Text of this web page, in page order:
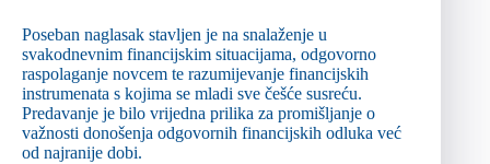
Poseban naglasak stavljen je na snalaženje u
svakodnevnim financijskim situacijama, odgovorno
raspolaganje novcem te razumijevanje financijskih
instrumenata s kojima se mladi sve češće susreću.
Predavanje je bilo vrijedna prilika za promišljanje o
važnosti donošenja odgovornih financijskih odluka već
od najranije dobi.